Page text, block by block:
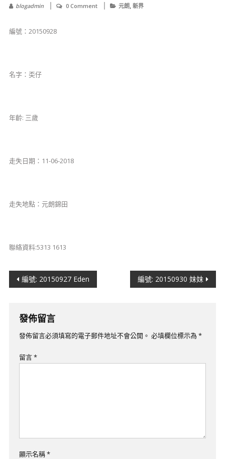
blogadmin 0 Comment 元朗, 新界
編號：20150928
名字：奀仔
年齡: 三歲
走失日期：11-06-2018
走失地點：元朗錦田
聯絡資料:5313 1613
文
導
覽
編號: 20150927 Eden 編號: 20150930 妹妹
發佈留言
發佈留言必須填寫的電子郵件地址不會公開。 必填欄位標示為 *
留言*
顯示名稱*